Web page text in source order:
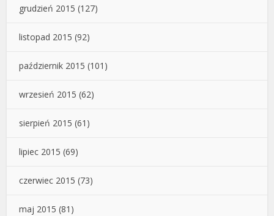
grudzień 2015 (127)
listopad 2015 (92)
październik 2015 (101)
wrzesień 2015 (62)
sierpień 2015 (61)
lipiec 2015 (69)
czerwiec 2015 (73)
maj 2015 (81)